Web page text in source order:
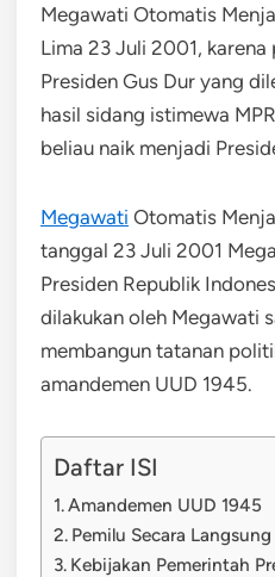
Megawati Otomatis
Lima 23 Juli 2001,
Presiden Gus Dur yang
hasil sidang istimewa
beliau naik menjadi
Megawati Otomatis
tanggal 23 Juli 2001
Presiden Republik
dilakukan oleh Megawati
membangun tatanan
amandemen UUD 1945.
Daftar ISI
Amandemen UUD 1945
Pemilu Secara Langsung
Kebijakan Pemerintah